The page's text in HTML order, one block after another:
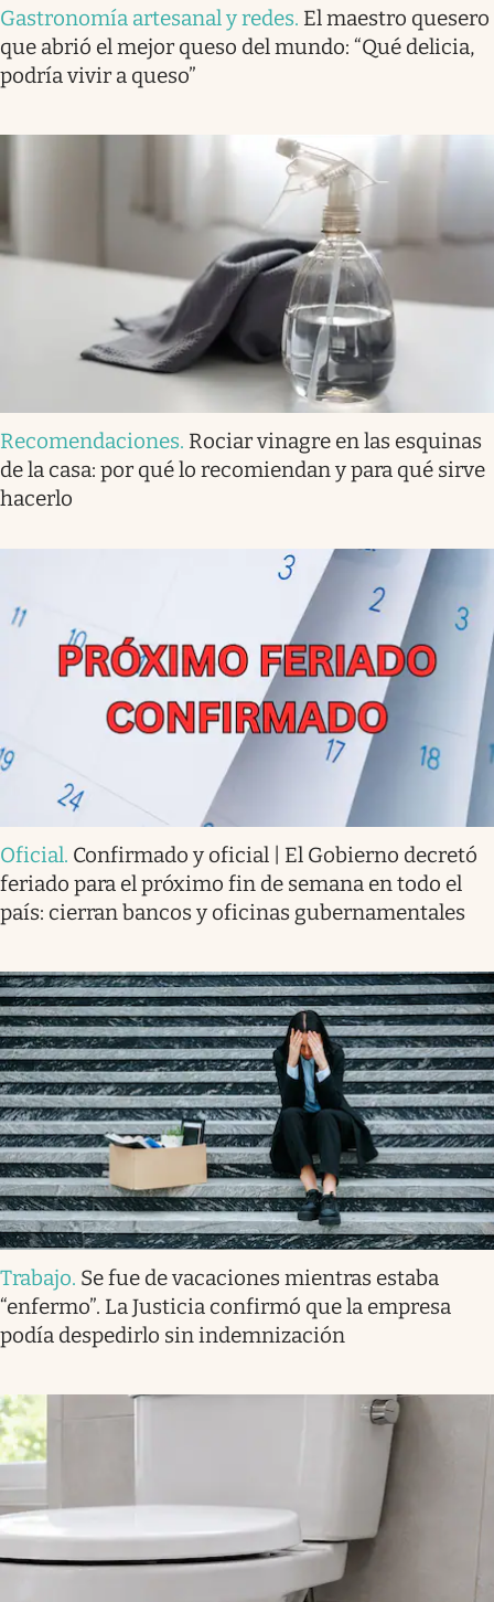
Gastronomía artesanal y redes. El maestro quesero
que abrió el mejor queso del mundo: “Qué delicia,
podría vivir a queso”
Recomendaciones. Rociar vinagre en las esquinas
de la casa: por qué lo recomiendan y para qué sirve
hacerlo
Oficial. Confirmado y oficial | El Gobierno decretó
feriado para el próximo fin de semana en todo el
país: cierran bancos y oficinas gubernamentales
Trabajo. Se fue de vacaciones mientras estaba
“enfermo”. La Justicia confirmó que la empresa
podía despedirlo sin indemnización